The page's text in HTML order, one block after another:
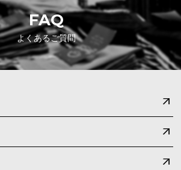
FAQ
よくあるご質問